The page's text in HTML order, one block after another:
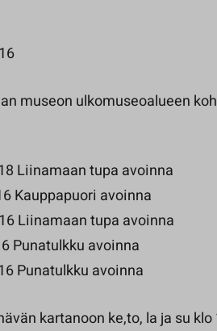
museon ulkomuseoalueen
Liinamaan tupa avoinna
Kauppapuori avoinna
Liinamaan tupa avoinna
Punatulkku avoinna
Punatulkku avoinna
kartanoon ke,to, la ja su klo